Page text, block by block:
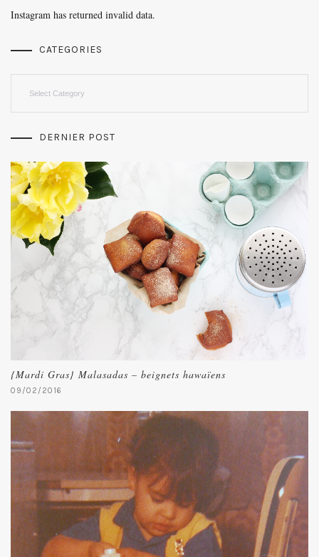
Instagram has returned invalid data.
CATEGORIES
DERNIER POST
{Mardi Gras} Malasadas – beignets hawaïens
09/02/2016